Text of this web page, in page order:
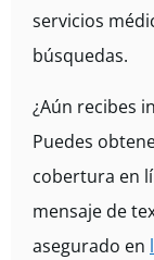
servicios
búsquedas.
¿Aún recibes
Puedes
cobertura en
mensaje de
asegurado en